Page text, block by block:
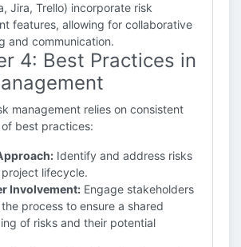
Jira, Trello) incorporate risk
features, allowing for collaborative
and communication.
4: Best Practices in
management relies on consistent
best practices:
Identify and address risks
lifecycle.
Involvement: Engage stakeholders
process to ensure a shared
of risks and their potential